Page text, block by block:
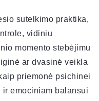
sutelkimo praktika,
vidiniu
momento stebėjimu
ar dvasinė veikla
priemonė psichinei
emociniam balansui